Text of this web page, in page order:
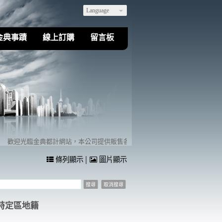
Language
典事蹟 線上訂購 留言板
迎光臨金典都計網站，本公司提供販售各縣市都市計劃地籍相關套繪圖，亦
條列顯示 | 圖片顯示
定區地籍